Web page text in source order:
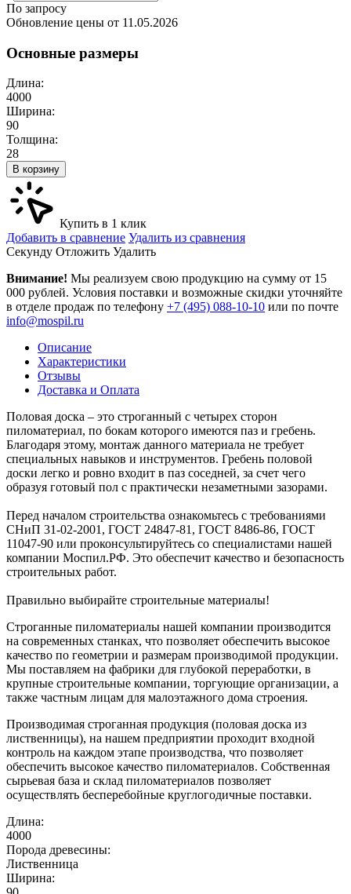
По запросу
Обновление цены от 11.05.2026
Основные размеры
Длина:
4000
Ширина:
90
Толщина:
28
В корзину
Купить в 1 клик
Добавить в сравнение Удалить из сравнения
Cекунду Отложить Удалить
Внимание! Мы реализуем свою продукцию на сумму от 15
000 рублей. Условия поставки и возможные скидки уточняйте
в отделе продаж по телефону +7 (495) 088-10-10 или по почте
info@mospil.ru
Описание
Характеристики
Отзывы
Доставка и Оплата
Половая доска – это строганный с четырех сторон
пиломатериал, по бокам которого имеются паз и гребень.
Благодаря этому, монтаж данного материала не требует
специальных навыков и инструментов. Гребень половой
доски легко и ровно входит в паз соседней, за счет чего
образуя готовый пол с практически незаметными зазорами.
Перед началом строительства ознакомьтесь с требованиями
СНиП 31-02-2001, ГОСТ 24847-81, ГОСТ 8486-86, ГОСТ
11047-90 или проконсультируйтесь со специалистами нашей
компании Моспил.РФ. Это обеспечит качество и безопасность
строительных работ.
Правильно выбирайте строительные материалы!
Строганные пиломатериалы нашей компании производится
на современных станках, что позволяет обеспечить высокое
качество по геометрии и размерам производимой продукции.
Мы поставляем на фабрики для глубокой переработки, в
крупные строительные компании, торгующие организации, а
также частным лицам для малоэтажного дома строения.
Производимая строганная продукция (половая доска из
лиственницы), на нашем предприятии проходит входной
контроль на каждом этапе производства, что позволяет
обеспечить высокое качество пиломатериалов. Собственная
сырьевая база и склад пиломатериалов позволяет
осуществлять бесперебойные круглогодичные поставки.
Длина:
4000
Порода древесины:
Лиственница
Ширина: